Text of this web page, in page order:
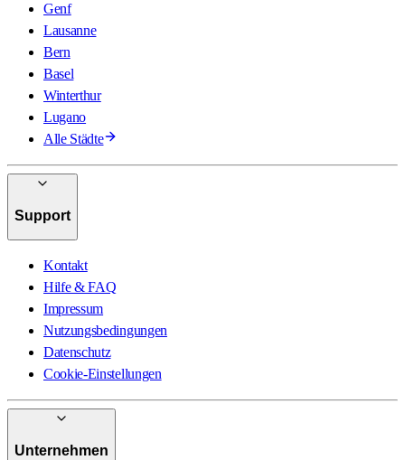
Genf
Lausanne
Bern
Basel
Winterthur
Lugano
Alle Städte
Support
Kontakt
Hilfe & FAQ
Impressum
Nutzungsbedingungen
Datenschutz
Cookie-Einstellungen
Unternehmen